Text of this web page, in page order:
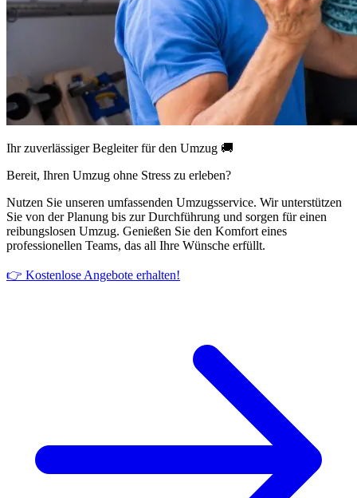
Ihr zuverlässiger Begleiter für den Umzug 🚚
Bereit, Ihren Umzug ohne Stress zu erleben?
Nutzen Sie unseren umfassenden Umzugsservice. Wir unterstützen
Sie von der Planung bis zur Durchführung und sorgen für einen
reibungslosen Umzug. Genießen Sie den Komfort eines
professionellen Teams, das all Ihre Wünsche erfüllt.
👉 Kostenlose Angebote erhalten!